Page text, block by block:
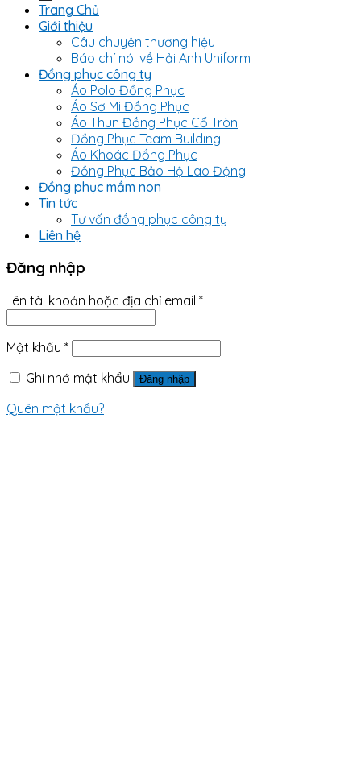
Trang Chủ
Giới thiệu
Câu chuyện thương hiệu
Báo chí nói về Hải Anh Uniform
Đồng phục công ty
Áo Polo Đồng Phục
Áo Sơ Mi Đồng Phục
Áo Thun Đồng Phục Cổ Tròn
Đồng Phục Team Building
Áo Khoác Đồng Phục
Đồng Phục Bảo Hộ Lao Động
Đồng phục mầm non
Tin tức
Tư vấn đồng phục công ty
Liên hệ
Đăng nhập
Tên tài khoản hoặc địa chỉ email *
Mật khẩu *
Ghi nhớ mật khẩu
Đăng nhập
Quên mật khẩu?